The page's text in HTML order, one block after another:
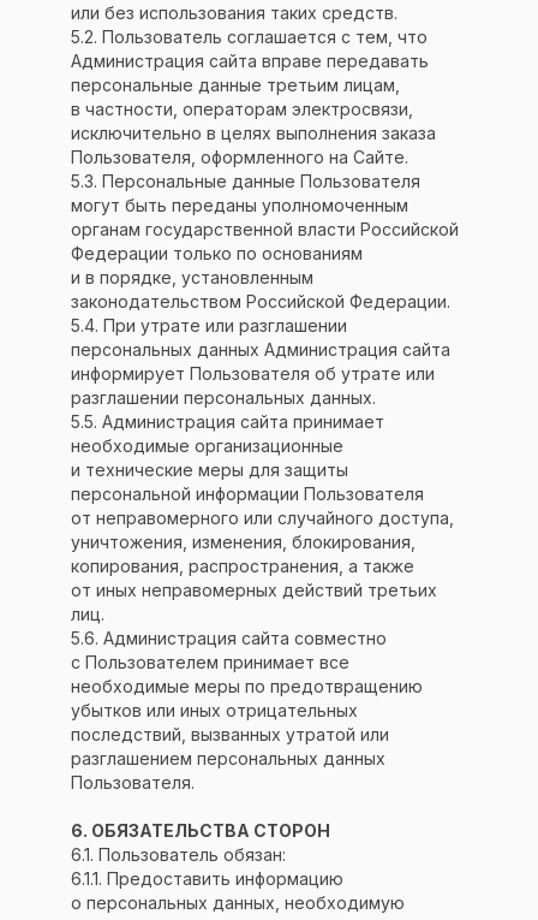
или без использования таких средств.
5.2. Пользователь соглашается с тем, что
Администрация сайта вправе передавать
персональные данные третьим лицам,
в частности, операторам электросвязи,
исключительно в целях выполнения заказа
Пользователя, оформленного на Сайте.
5.3. Персональные данные Пользователя
могут быть переданы уполномоченным
органам государственной власти Российской
Федерации только по основаниям
и в порядке, установленным
законодательством Российской Федерации.
5.4. При утрате или разглашении
персональных данных Администрация сайта
информирует Пользователя об утрате или
разглашении персональных данных.
5.5. Администрация сайта принимает
необходимые организационные
и технические меры для защиты
персональной информации Пользователя
от неправомерного или случайного доступа,
уничтожения, изменения, блокирования,
копирования, распространения, а также
от иных неправомерных действий третьих
лиц.
5.6. Администрация сайта совместно
с Пользователем принимает все
необходимые меры по предотвращению
убытков или иных отрицательных
последствий, вызванных утратой или
разглашением персональных данных
Пользователя.
6. ОБЯЗАТЕЛЬСТВА СТОРОН
6.1. Пользователь обязан:
6.1.1. Предоставить информацию
о персональных данных, необходимую